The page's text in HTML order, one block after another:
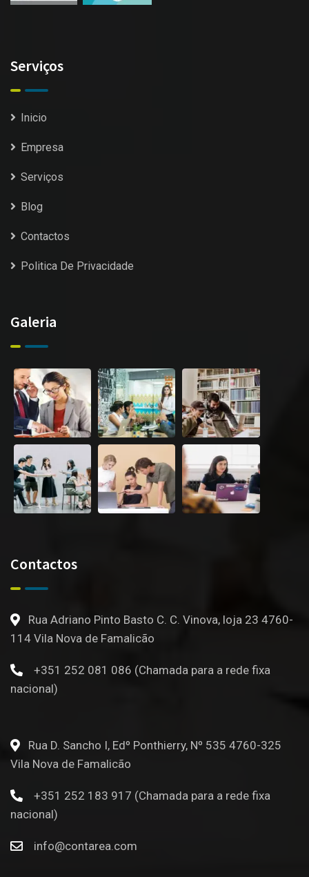
Serviços
Inicio
Empresa
Serviços
Blog
Contactos
Politica De Privacidade
Galeria
Contactos
Rua Adriano Pinto Basto C. C. Vinova, loja 23 4760-
114 Vila Nova de Famalicão
+351 252 081 086 (Chamada para a rede fixa
nacional)
Rua D. Sancho I, Edº Ponthierry, Nº 535 4760-325
Vila Nova de Famalicão
+351 252 183 917 (Chamada para a rede fixa
nacional)
info@contarea.com